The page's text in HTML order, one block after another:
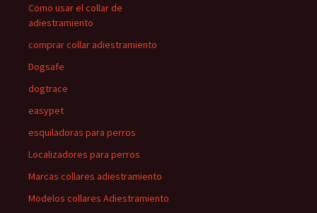
Como usar el collar de
adiestramiento
comprar collar adiestramiento
Dogsafe
dogtrace
easypet
esquiladoras para perros
Localizadores para perros
Marcas collares adiestramiento
Modelos collares Adiestramiento